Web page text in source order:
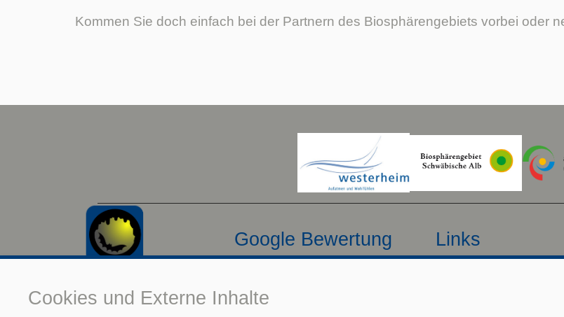
Kommen Sie doch einfach bei der Partnern des Biosphärengebiets vorbei oder
Google Bewertung Links
Cookies und Externe Inhalte